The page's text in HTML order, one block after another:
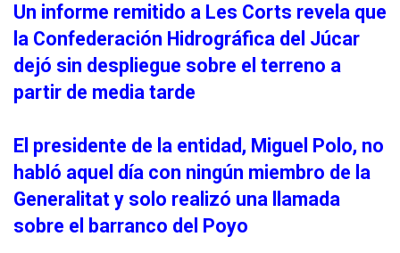
Un informe remitido a Les Corts revela que
la Confederación Hidrográfica del Júcar
dejó sin despliegue sobre el terreno a
partir de media tarde
El presidente de la entidad, Miguel Polo, no
habló aquel día con ningún miembro de la
Generalitat y solo realizó una llamada
sobre el barranco del Poyo